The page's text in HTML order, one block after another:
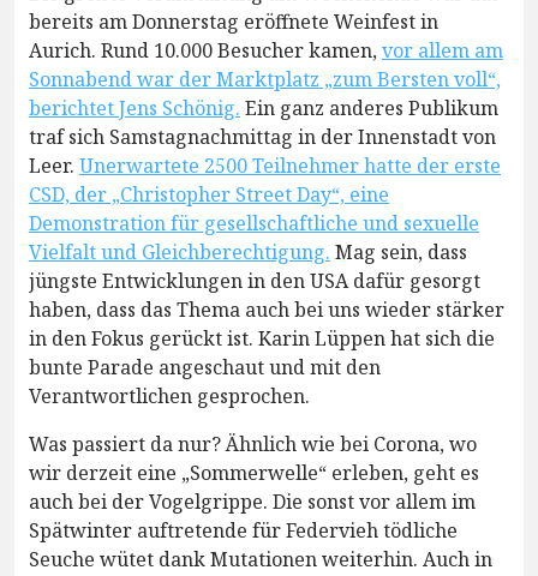
bereits am Donnerstag eröffnete Weinfest in
Aurich. Rund 10.000 Besucher kamen,vor allem am
Sonnabend war der Marktplatz „zum Bersten voll“,
berichtet Jens Schönig. Ein ganz anderes Publikum
traf sich Samstagnachmittag in der Innenstadt von
Leer. Unerwartete 2500 Teilnehmer hatte der erste
CSD, der „Christopher Street Day“, eine
Demonstration für gesellschaftliche und sexuelle
Vielfalt und Gleichberechtigung. Mag sein, dass
jüngste Entwicklungen in den USA dafür gesorgt
haben, dass das Thema auch bei uns wieder stärker
in den Fokus gerückt ist. Karin Lüppen hat sich die
bunte Parade angeschaut und mit den
Verantwortlichen gesprochen.
Was passiert da nur? Ähnlich wie bei Corona, wo
wir derzeit eine „Sommerwelle“ erleben, geht es
auch bei der Vogelgrippe. Die sonst vor allem im
Spätwinter auftretende für Federvieh tödliche
Seuche wütet dank Mutationen weiterhin. Auch in